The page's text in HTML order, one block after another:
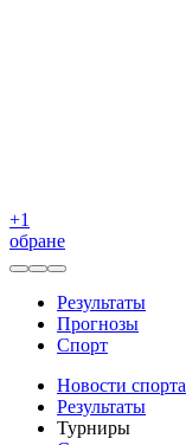
+1
обране
Результаты
Прогнозы
Спорт
Новости спорта
Результаты
Турниры